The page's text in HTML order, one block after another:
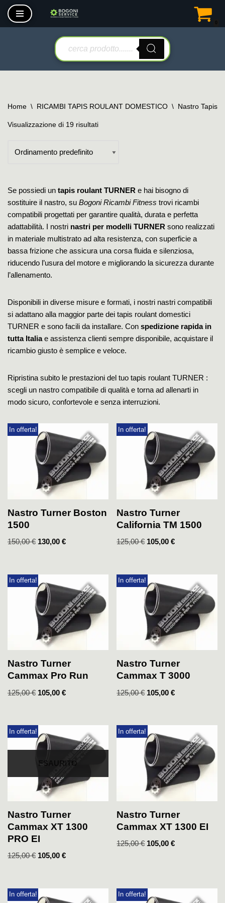
Vai
Home \ RICAMBI TAPIS ROULANT DOMESTICO \ Nastro Tapis
Visualizzazione di 19 risultati
Se possiedi un tapis roulant TURNER e hai bisogno di
sostituire il nastro, su Bogoni Ricambi Fitness trovi ricambi
compatibili progettati per garantire qualità, durata e perfetta
adattabilità. I nostri nastri per modelli TURNER sono realizzati
in materiale multistrato ad alta resistenza, con superficie a
bassa frizione che assicura una corsa fluida e silenziosa,
riducendo l’usura del motore e migliorando la sicurezza durante
l’allenamento.
Disponibili in diverse misure e formati, i nostri nastri compatibili
si adattano alla maggior parte dei tapis roulant domestici
TURNER e sono facili da installare. Con spedizione rapida in
tutta Italiae assistenza clienti sempre disponibile, acquistare il
ricambio giusto è semplice e veloce.
Ripristina subito le prestazioni del tuo tapis roulant TURNER :
scegli un nastro compatibile di qualità e torna ad allenarti in
modo sicuro, confortevole e senza interruzioni.
In offerta!
Nastro Turner Boston
1500
150,00€ 130,00 €
In offerta!
Nastro Turner
California TM 1500
125,00€ 105,00€
In offerta!
Nastro Turner
Cammax Pro Run
125,00€ 105,00 €
In offerta!
Nastro Turner
Cammax T 3000
125,00€ 105,00€
ESAURITO
In offerta!
Nastro Turner
Cammax XT 1300
PRO EI
125,00€ 105,00 €
In offerta!
Nastro Turner
Cammax XT 1300 EI
125,00€ 105,00€
In offerta! In offerta!